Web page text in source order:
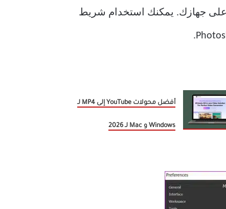
على جهازك. يمكنك استخدام شريط
أفضل محولات YouTube إلى MP4 لـ
Windows و Mac لـ 2026